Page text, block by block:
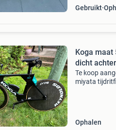
Gebruikt
Koga maat
dicht
Te koop
miyata
Ophalen